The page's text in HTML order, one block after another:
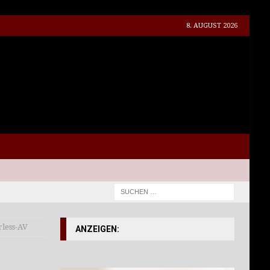
8. AUGUST 2026
AV ANZEIGEN: